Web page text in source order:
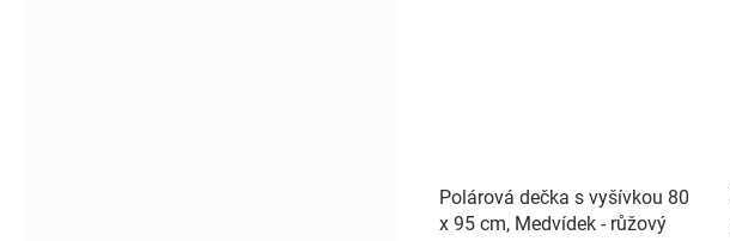
Polárová dečka s vyšívkou 80
x 95 cm, Medvídek - růžový